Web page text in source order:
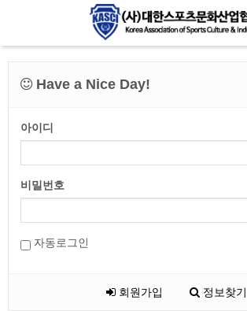
Have a Nice Day!
아이디
비밀번호
자동로그인
회원가입 정보찾기